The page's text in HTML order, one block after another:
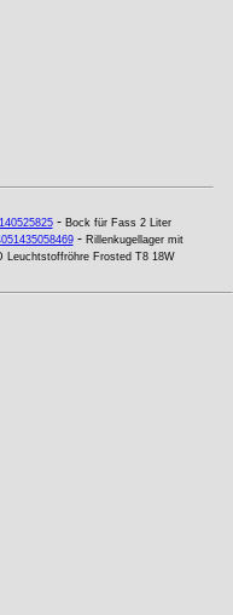
- Bock für Fass 2 Liter
- Rillenkugellager mit
Leuchtstoffröhre Frosted T8 18W